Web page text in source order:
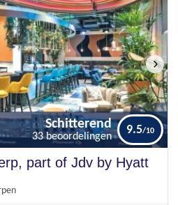
Schitterend
33 beoordelingen
9.5
part of Jdv by Hyatt
Schitterend
33 beoordelingen
9.5